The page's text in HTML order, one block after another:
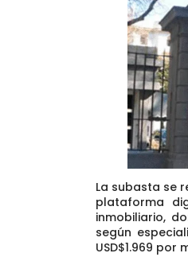
La subasta se
plataforma
inmobiliario,
según
USD$1.969